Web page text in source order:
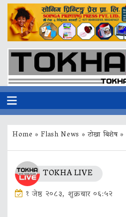
Home »Flash News » टोखा बिशेष»
TOKHA LIVE
१ जेष्ठ २०८३, शुक्रबार ०६:५२